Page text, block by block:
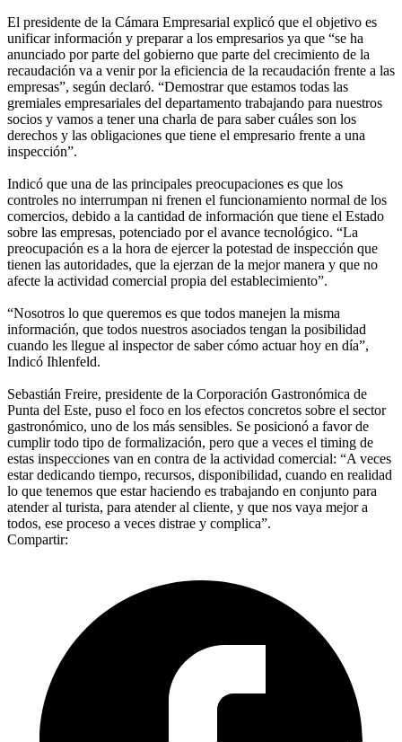
El presidente de la Cámara Empresarial explicó que el objetivo es
unificar información y preparar a los empresarios ya que “se ha
anunciado por parte del gobierno que parte del crecimiento de la
recaudación va a venir por la eficiencia de la recaudación frente a las
empresas”, según declaró. “Demostrar que estamos todas las
gremiales empresariales del departamento trabajando para nuestros
socios y vamos a tener una charla de para saber cuáles son los
derechos y las obligaciones que tiene el empresario frente a una
inspección”.
Indicó que una de las principales preocupaciones es que los
controles no interrumpan ni frenen el funcionamiento normal de los
comercios, debido a la cantidad de información que tiene el Estado
sobre las empresas, potenciado por el avance tecnológico. “La
preocupación es a la hora de ejercer la potestad de inspección que
tienen las autoridades, que la ejerzan de la mejor manera y que no
afecte la actividad comercial propia del establecimiento”.
“Nosotros lo que queremos es que todos manejen la misma
información, que todos nuestros asociados tengan la posibilidad
cuando les llegue al inspector de saber cómo actuar hoy en día”,
Indicó Ihlenfeld.
Sebastián Freire, presidente de la Corporación Gastronómica de
Punta del Este, puso el foco en los efectos concretos sobre el sector
gastronómico, uno de los más sensibles. Se posicionó a favor de
cumplir todo tipo de formalización, pero que a veces el timing de
estas inspecciones van en contra de la actividad comercial: “A veces
estar dedicando tiempo, recursos, disponibilidad, cuando en realidad
lo que tenemos que estar haciendo es trabajando en conjunto para
atender al turista, para atender al cliente, y que nos vaya mejor a
todos, ese proceso a veces distrae y complica”.
Compartir: